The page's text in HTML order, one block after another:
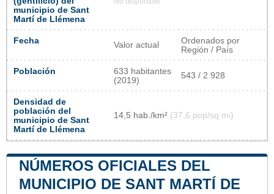
municipio de Sant
Martí de Llémena
Fecha Valor actual
Ordenados por
Región / País
Población
633 habitantes
(2019)
543 / 2 928
Densidad de
población del
municipio de Sant
Martí de Llémena
14,5 hab./km² (37,6 pop/sq mi)
NÚMEROS OFICIALES DEL
MUNICIPIO DE SANT MARTÍ DE